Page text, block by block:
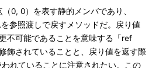
0, 0）を表す静的メンバであり、
参照渡しで戻すメソッドだ。戻り値
不可能であることを意味する「ref
飾されていることと、戻り値を返す際
れていることに注意されたい。この